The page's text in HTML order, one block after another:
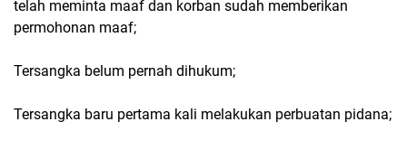
telah meminta maaf dan korban sudah memberikan
permohonan maaf;
Tersangka belum pernah dihukum;
Tersangka baru pertama kali melakukan perbuatan pidana;